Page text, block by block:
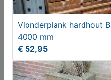
Tuinplank geimpregneerd
€ 5,85
Vlonderplank hardhout
4000 mm
€ 52,95